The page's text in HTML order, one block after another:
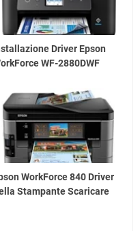
Driver Epson
WF-2880DWF
WorkForce 840 Driver
Stampante Scaricare